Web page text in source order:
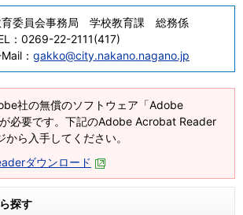
育委員会事務局 学校教育課 総務係
： 0269-22-2111(417)
： gakko@city.nakano.nagano.jp
社の無償のソフトウェア「Adobe
必要です。下記のAdobe Acrobat Reader
ら入手してください。
ダウンロード
探す